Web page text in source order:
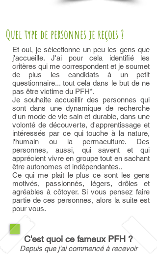
Quel type de personnes je reçois ?
Et oui, je sélectionne un peu les gens que
j'accueille. J'ai pour cela identifié les
critères qui me correspondent et je soumet
de plus les candidats à un petit
questionnaire... tout cela dans le but de ne
pas être victime du PFH*.
Je souhaite accueillir des personnes qui
sont dans une dynamique de recherche
d'un mode de vie sain et durable, dans une
volonté de découverte, d'apprentissage et
intéressés par ce qui touche à la nature,
l'humain ou la permaculture. Des
personnes, aussi, qui savent et qui
apprécient vivre en groupe tout en sachant
être autonomes et indépendantes..
Ce qui me plaît le plus ce sont les gens
motivés, passionnés, légers, drôles et
agréables à côtoyer. Si vous pensez faire
partie de ces personnes, alors la suite est
pour vous.
C'est quoi ce fameux PFH ?
Depuis que j'ai commencé à recevoir